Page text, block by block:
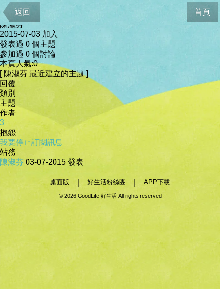
返回 首頁
會員資料
陳淑芬
2015-07-03 加入
發表過 0 個主題
參加過 0 個討論
本頁人氣:0
[ 陳淑芬 最近建立的主題 ]
回覆
類別
主題
作者
3
抱怨
我要停止訂閱訊息
站務
陳淑芬 03-07-2015 發表
桌面版 好生活粉絲團 APP下載
© 2026 GoodLife 好生活 All rights reserved